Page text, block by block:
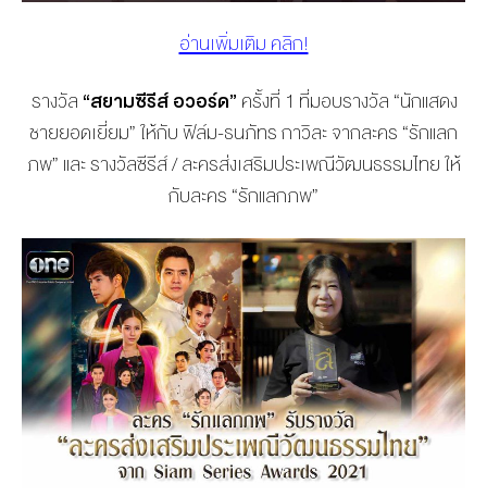
อ่านเพิ่มเติม คลิก!
รางวัล “สยามซีรีส์ อวอร์ด” ครั้งที่ 1 ที่มอบรางวัล “นักแสดง
ชายยอดเยี่ยม” ให้กับ ฟิล์ม-ธนภัทร กาวิละ จากละคร “รักแลก
ภพ” และ รางวัลซีรีส์ / ละครส่งเสริมประเพณีวัฒนธรรมไทย ให้
กับละคร “รักแลกภพ”